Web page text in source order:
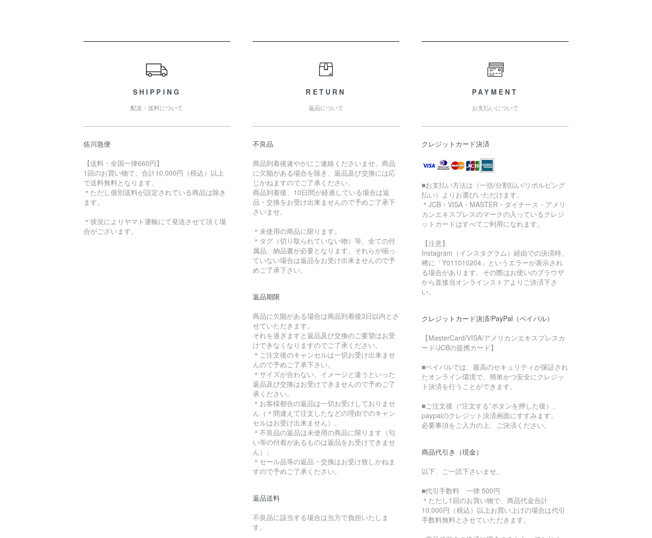
SHIPPING
配送・送料について
佐川急便
【送料・全国一律660円】
1回のお買い物で、合計10,000円（税込）以上
で送料無料となります。
＊ただし個別送料が設定されている商品は除き
ます。
＊状況によりヤマト運輸にて発送させて頂く場
合がございます。
RETURN
返品について
不良品
商品到着後速やかにご連絡くださいませ。商品
に欠陥がある場合を除き、返品及び交換には応
じかねますのでご了承ください。
商品到着後、10日間が経過している場合は返
品・交換をお受け出来ませんので予めご了承下
さいませ。
＊未使用の商品に限ります。
＊タグ（切り取られていない物）等、全ての付
属品、納品書が必要となります。それらが揃っ
ていない場合は返品をお受け出来ませんので予
めご了承下さい。
返品期限
商品に欠陥がある場合は商品到着後3日以内とさ
せていただきます。
それを過ぎますと返品及び交換のご要望はお受
けできなくなりますのでご了承ください。
＊ご注文後のキャンセルは一切お受け出来ませ
んので予めご了承下さい。
＊サイズが合わない、イメージと違うといった
返品及び交換はお受けできませんので予めご了
承ください。
＊お客様都合の返品は一切お受けしておりませ
ん（＊間違えて注文したなどの理由でのキャン
セルはお受け出来ません）。
＊不良品の返品は未使用の商品に限ります（匂
い等の付着があるものは返品をお受けできませ
ん）。
＊セール品等の返品・交換はお受け致しかねま
すので予めご了承ください。
返品送料
不良品に該当する場合は当方で負担いたしま
す。
PAYMENT
お支払いについて
クレジットカード決済
■お支払い方法は（一括/分割払い/リボルビング
払い）よりお選びいただけます。
＊JCB・VISA・MASTER・ダイナース・アメリ
カンエキスプレスのマークの入っているクレジ
ットカードはすべてご利用になれます。
【注意】
Instagram（インスタグラム）経由での決済時、
稀に「Y011010204」というエラーが表示され
る場合があります。その際はお使いのブラウザ
から直接当オンラインストアよりご決済下さ
い。
クレジットカード決済/PayPal（ペイパル）
【MasterCard/VISA/アメリカンエキスプレスカ
ード/JCBの提携カード】
■ペイパルでは、最高のセキュリティが保証され
たオンライン環境で、簡単かつ安全にクレジッ
ト決済を行うことができます。
■ご注文後（“注文する”ボタンを押した後）、
paypalのクレジット決済画面にすすみます。
必要事項をご入力の上、ご決済ください。
商品代引き（現金）
以下、ご一読下さいませ。
■代引手数料 一律 500円
＊ただし1回のお買い物で、商品代金合計
10,000円（税込）以上お買い上げの場合は代引
手数料無料とさせていただきます。